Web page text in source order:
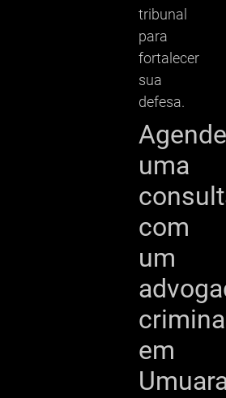
tribunal
para
fortalecer
sua
defesa.
Agende
uma
com
um
em